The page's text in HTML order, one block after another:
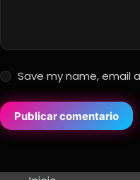
Save my name, email
Publicar comentario